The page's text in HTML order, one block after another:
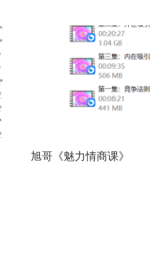
旭哥《魅力情商课》